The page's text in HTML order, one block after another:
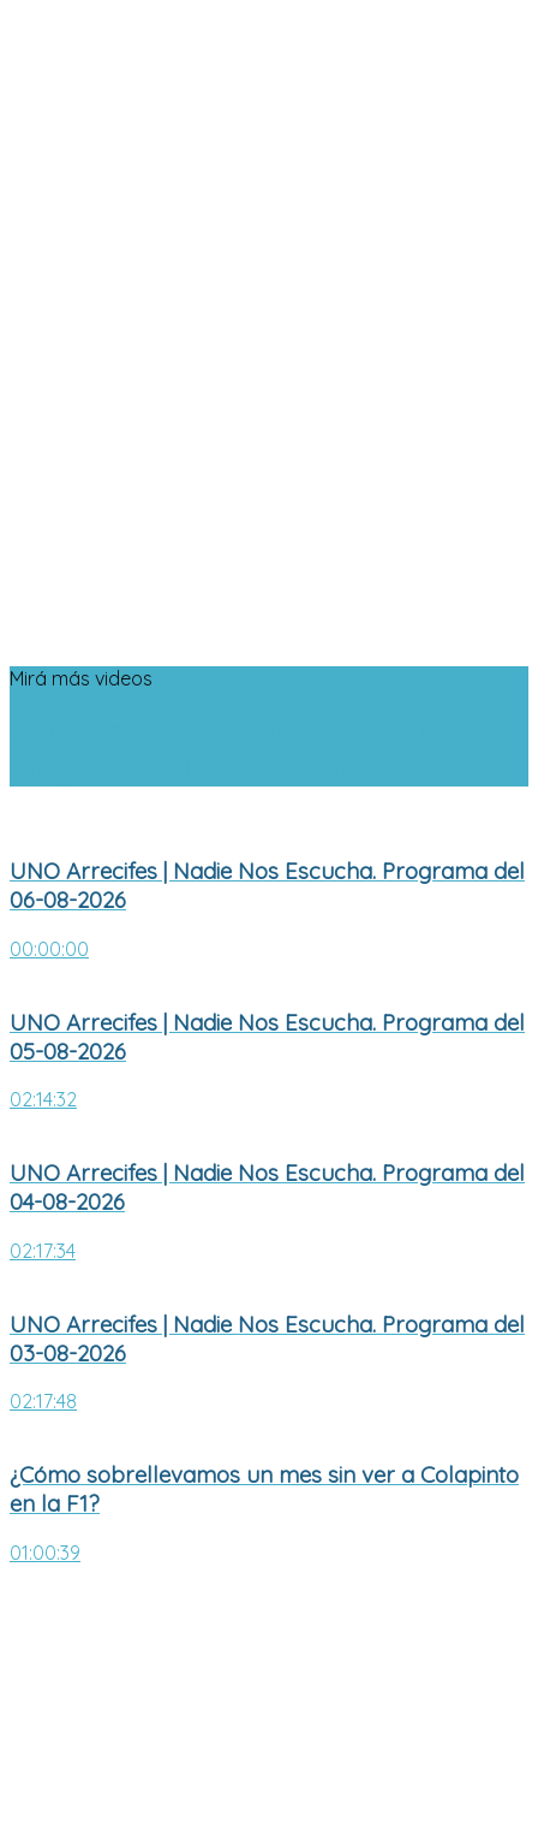
Mirá más videos
UNO Arrecifes | Nadie Nos Escucha. Programa del
06-08-2026
00:00:00
UNO Arrecifes | Nadie Nos Escucha. Programa del
05-08-2026
02:14:32
UNO Arrecifes | Nadie Nos Escucha. Programa del
04-08-2026
02:17:34
UNO Arrecifes | Nadie Nos Escucha. Programa del
03-08-2026
02:17:48
¿Cómo sobrellevamos un mes sin ver a Colapinto
en la F1?
01:00:39